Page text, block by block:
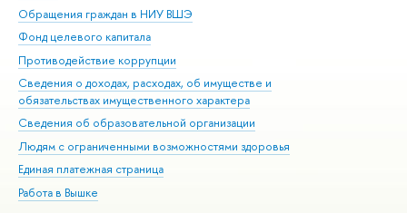
Обращения граждан в НИУ ВШЭ
Фонд целевого капитала
Противодействие коррупции
Сведения о доходах, расходах, об имуществе и
обязательствах имущественного характера
Сведения об образовательной организации
Людям с ограниченными возможностями здоровья
Единая платежная страница
Работа в Вышке